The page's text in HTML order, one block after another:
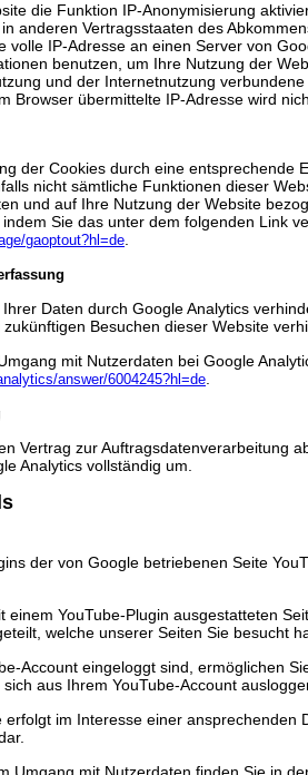
die Funktion IP-Anonymisierung
anderen Vertragsstaaten des
volle IP-Adresse an einen Server von
benutzen, um Ihre Nutzung der
und der Internetnutzung
Browser übermittelte IP-Adresse wird
der Cookies durch eine
nicht sämtliche Funktionen dieser
und auf Ihre Nutzung der Website
Sie das unter dem folgenden Link
gaoptout?hl=de
Daten durch Google Analytics
Besuchen dieser Website
mit Nutzerdaten bei Google
answer/6004245?hl=de
Vertrag zur Auftragsdatenverarbeitung
Analytics vollständig um.
der von Google betriebenen Seite
einem YouTube-Plugin ausgestatteten
welche unserer Seiten Sie besucht
Account eingeloggt sind, ermöglichen
aus Ihrem YouTube-Account
erfolgt im Interesse einer